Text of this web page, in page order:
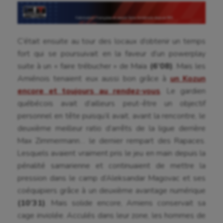
C’était ensuite au tour des locaux d’obtenir un temps
fort qui se poursuivait en la faveur d’un powerplay
suite à un « faire trébucher » de Maïa (6’08) . Mais les
Amiénois tenaient eux aussi bon grâce à un Kozun
encore et toujours au rendez-vous . Le gardien
québécois avait d’ailleurs peut-être un objectif
personnel en tête puisqu’il avait, avant la rencontre, le
deuxième meilleur ratio d’arrêts de la ligue derrière
Max Zimmermann… le dernier rempart des Rapaces.
Lesquels avaient vraiment pris le jeu en main depuis la
pénalité samarienne et continuaient de mettre la
pression dans le camp d’Aleksandar Magovac et ses
coéquipiers grâce à un deuxième avantage numérique
(10’31) . Mais solide encore, Amiens conservait sa
cage inviolée. Acculés dans leur zone, les hommes de